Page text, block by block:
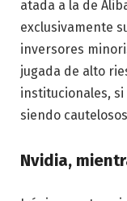
atada a la de
exclusivamente
inversores
jugada de alto
institucionales, si
siendo
Nvidia,